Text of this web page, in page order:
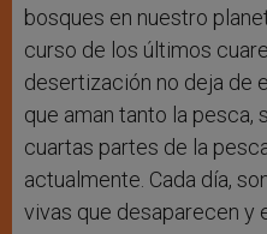
bosques en nuestro
curso de los últimos
desertización no deja de
que aman tanto la pesca,
cuartas partes de la
actualmente. Cada día,
vivas que desaparecen y